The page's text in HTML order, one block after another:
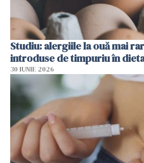
Studiu: alergiile la ouă mai
introduse de timpuriu în
30 IUNIE 2026